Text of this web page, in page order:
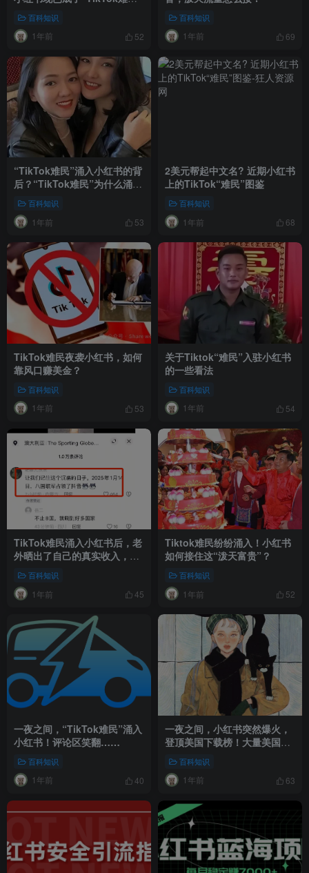
百科知识
1年前 52
百科知识
1年前 69
“TikTok难民”涌入小红书的背
后？“TikTok难民”为什么涌入
小红书
百科知识
1年前 53
2美元帮起中文名? 近期小红书
上的TikTok“难民”图鉴
百科知识
1年前 68
TikTok难民夜袭小红书，如何
靠风口赚美金？
百科知识
1年前 53
关于Tiktok“难民”入驻小红书
的一些看法
百科知识
1年前 54
TikTok难民涌入小红书后，老
外晒出了自己的真实收入，中
国人纷纷祛魅了……
百科知识
1年前 45
Tiktok难民纷纷涌入！小红书
如何接住这“泼天富贵”？
百科知识
1年前 52
一夜之间，“TikTok难民”涌入
小红书！评论区笑翻……
百科知识
1年前 40
一夜之间，小红书突然爆火，
登顶美国下载榜！大量美国网
百科知识
1年前 63